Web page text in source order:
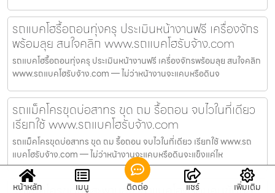
รถแบคโฮรื้อถอนทุ่งครุ ประเมินหน้างานฟรี เครื่องจักร
พร้อมลุย สนใจคลิก www.รถแบคโฮรับจ้าง.com
รถแบคโฮรื้อถอนทุ่งครุ ประเมินหน้างานฟรี เครื่องจักรพร้อมลุย สนใจคลิก
www.รถแบคโฮรับจ้าง.com — ไม่ว่าหน้างานจะแคบหรือดินจ
รถแม็คโครขุดบ่อสาทร ขุด ถม รื้อถอน จบไวในที่เดียว
เรียกใช้ www.รถแบคโฮรับจ้าง.com
รถแม็คโครขุดบ่อสาทร ขุด ถม รื้อถอน จบไวในที่เดียว เรียกใช้ www.รถ
แบคโฮรับจ้าง.com — ไม่ว่าหน้างานจะแคบหรือดินจะแข็งแค่ไห
หน้าหลัก เมนู ติดต่อ แชร์ เพิ่มเติม